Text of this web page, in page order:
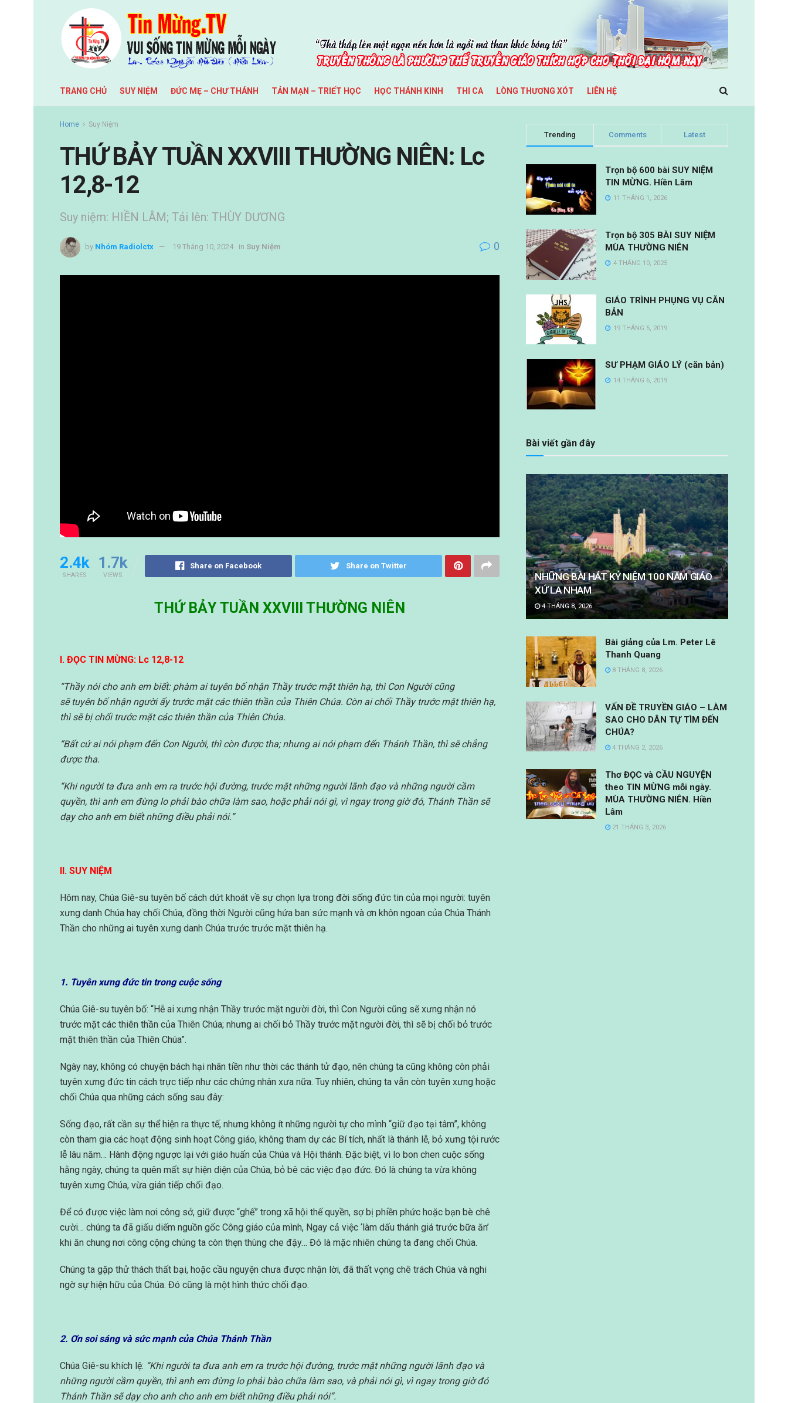
TRANG CHỦ SUY NIỆM ĐỨC MẸ – CHƯ THÁNH TẢN MẠN – TRIẾT HỌC HỌC THÁNH KINH THI CA LÒNG THƯƠNG XÓT LIÊN HỆ
Home Suy Niệm
THỨ BẢY TUẦN XXVIII THƯỜNG NIÊN: Lc
12,8-12
Suy niệm: HIỀN LÂM; Tải lên: THÙY DƯƠNG
by Nhóm Radiolctx 19 Tháng 10, 2024 in Suy Niệm 0
2.4k
SHARES
1.7k
VIEWS
Share on Facebook Share on Twitter
THỨ BẢY TUẦN XXVIII THƯỜNG NIÊN
I. ĐỌC TIN MỪNG: Lc 12,8-12
“Thầy nói cho anh em biết: phàm ai tuyên bố nhận Thầy trước mặt thiên hạ, thì Con Người cũng
sẽ tuyên bố nhận người ấy trước mặt các thiên thần của Thiên Chúa. Còn ai chối Thầy trước mặt thiên hạ,
thì sẽ bị chối trước mặt các thiên thần của Thiên Chúa.
“Bất cứ ai nói phạm đến Con Người, thì còn được tha; nhưng ai nói phạm đến Thánh Thần, thì sẽ chẳng
được tha.
“Khi người ta đưa anh em ra trước hội đường, trước mặt những người lãnh đạo và những người cầm
quyền, thì anh em đừng lo phải bào chữa làm sao, hoặc phải nói gì, vì ngay trong giờ đó, Thánh Thần sẽ
dạy cho anh em biết những điều phải nói.”
II. SUY NIỆM
Hôm nay, Chúa Giê-su tuyên bố cách dứt khoát về sự chọn lựa trong đời sống đức tin của mọi người: tuyên
xưng danh Chúa hay chối Chúa, đồng thời Người cũng hứa ban sức mạnh và ơn khôn ngoan của Chúa Thánh
Thần cho những ai tuyên xưng danh Chúa trước trước mặt thiên hạ.
1. Tuyên xưng đức tin trong cuộc sống
Chúa Giê-su tuyên bố: “Hễ ai xưng nhận Thầy trước mặt người đời, thì Con Người cũng sẽ xưng nhận nó
trước mặt các thiên thần của Thiên Chúa; nhưng ai chối bỏ Thầy trước mặt người đời, thì sẽ bị chối bỏ trước
mặt thiên thần của Thiên Chúa”.
Ngày nay, không có chuyện bách hại nhãn tiền như thời các thánh tử đạo, nên chúng ta cũng không còn phải
tuyên xưng đức tin cách trực tiếp như các chứng nhân xưa nữa. Tuy nhiên, chúng ta vẫn còn tuyên xưng hoặc
chối Chúa qua những cách sống sau đây:
Sống đạo, rất cần sự thể hiện ra thực tế, nhưng không ít những người tự cho mình “giữ đạo tại tâm”, không
còn tham gia các hoạt động sinh hoạt Công giáo, không tham dự các Bí tích, nhất là thánh lễ, bỏ xưng tội rước
lễ lâu năm… Hành động ngược lại với giáo huấn của Chúa và Hội thánh. Đặc biệt, vì lo bon chen cuộc sống
hằng ngày, chúng ta quên mất sự hiện diện của Chúa, bỏ bê các việc đạo đức. Đó là chúng ta vừa không
tuyên xưng Chúa, vừa gián tiếp chối đạo.
Để có được việc làm nơi công sở, giữ được “ghế” trong xã hội thế quyền, sợ bị phiền phức hoặc bạn bè chê
cười… chúng ta đã giấu diếm nguồn gốc Công giáo của mình, Ngay cả việc ‘làm dấu thánh giá trước bữa ăn’
khi ăn chung nơi công cộng chúng ta còn thẹn thùng che đậy… Đó là mặc nhiên chúng ta đang chối Chúa.
Chúng ta gặp thử thách thất bại, hoặc cầu nguyện chưa được nhận lời, đã thất vọng chê trách Chúa và nghi
ngờ sự hiện hữu của Chúa. Đó cũng là một hình thức chối đạo.
2. Ơn soi sáng và sức mạnh của Chúa Thánh Thần
Chúa Giê-su khích lệ: “Khi người ta đưa anh em ra trước hội đường, trước mặt những người lãnh đạo và
những người cầm quyền, thì anh em đừng lo phải bào chữa làm sao, và phải nói gì, vì ngay trong giờ đó
Thánh Thần sẽ dạy cho anh cho anh em biết những điều phải nói”.
Trending Comments Latest
Trọn bộ 600 bài SUY NIỆM
TIN MỪNG. Hiền Lâm
11 THÁNG 1, 2026
Trọn bộ 305 BÀI SUY NIỆM
MÙA THƯỜNG NIÊN
4 THÁNG 10, 2025
GIÁO TRÌNH PHỤNG VỤ CĂN
BẢN
19 THÁNG 5, 2019
SƯ PHẠM GIÁO LÝ (căn bản)
14 THÁNG 6, 2019
Bài viết gần đây
NHỮNG BÀI HÁT KỶ NIỆM 100 NĂM GIÁO
XỨ LA NHAM
4 THÁNG 8, 2026
Bài giảng của Lm. Peter Lê
Thanh Quang
8 THÁNG 8, 2026
VẤN ĐỀ TRUYỀN GIÁO – LÀM
SAO CHO DÂN TỰ TÌM ĐẾN
CHÚA?
4 THÁNG 2, 2026
Thơ ĐỌC và CẦU NGUYỆN
theo TIN MỪNG mỗi ngày.
MÙA THƯỜNG NIÊN. Hiền
Lâm
21 THÁNG 3, 2026